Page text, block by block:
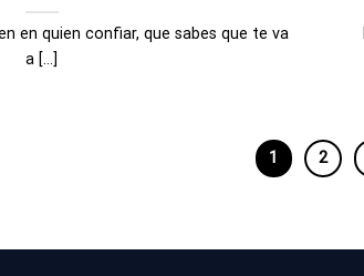
en quien confiar, que sabes que te va
a [...]
1 2